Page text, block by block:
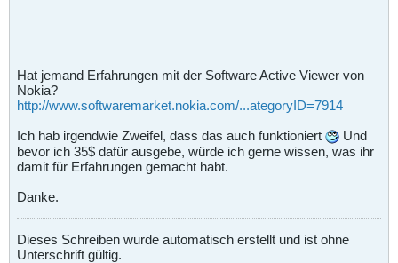
Hat jemand Erfahrungen mit der Software Active Viewer von
Nokia?
http://www.softwaremarket.nokia.com/...ategoryID=7914
Ich hab irgendwie Zweifel, dass das auch funktioniert
Und
bevor ich 35$ dafür ausgebe, würde ich gerne wissen, was ihr
damit für Erfahrungen gemacht habt.
Danke.
Dieses Schreiben wurde automatisch erstellt und ist ohne
Unterschrift gültig.